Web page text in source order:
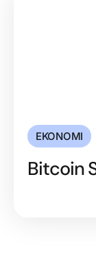
EKONOMI
Bitcoin